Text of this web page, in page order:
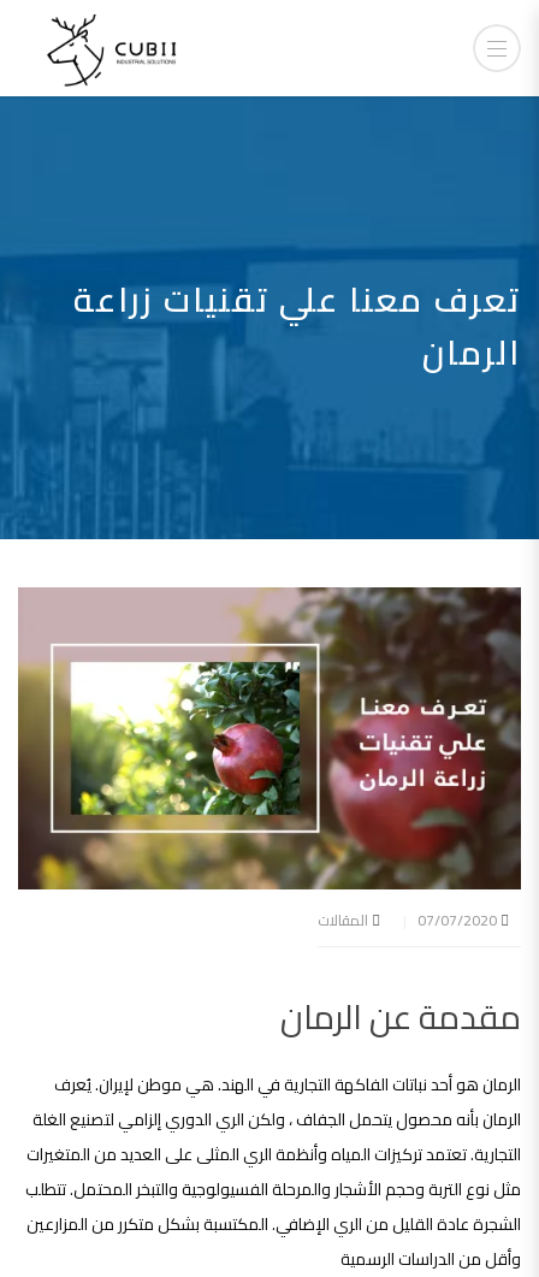
تعرف معنا علي تقنيات زراعة
الرمان
المقالات
مقدمة عن الرمان
الرمان هو أحد نباتات الفاكهة التجارية في الهند. هي موطن لإيران. يُعرف
الرمان بأنه محصول يتحمل الجفاف ، ولكن الري الدوري إلزامي لتصنيع الغلة
التجارية. تعتمد تركيزات المياه وأنظمة الري المثلى على العديد من المتغيرات
مثل نوع التربة وحجم الأشجار والمرحلة الفسيولوجية والتبخر المحتمل. تتطلب
الشجرة عادة القليل من الري الإضافي. المكتسبة بشكل متكرر من المزارعين
وأقل من الدراسات الرسمية